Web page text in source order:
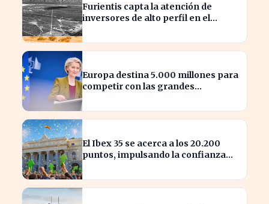
Furientis capta la atención de
inversores de alto perfil en el
Europa destina 5.000 millones para
competir con las grandes
El Ibex 35 se acerca a los 20.200
puntos, impulsando la confianza